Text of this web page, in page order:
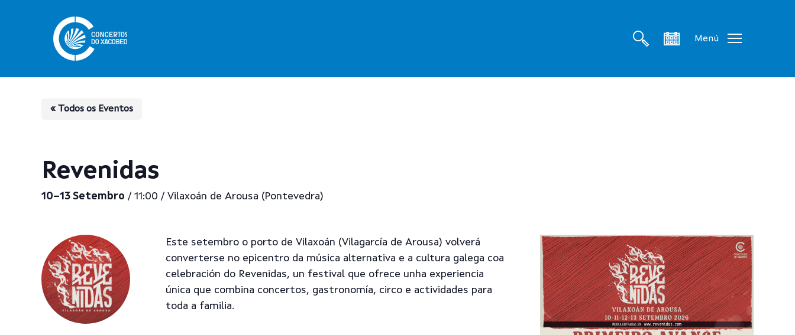
Pulsa enter para buscar
searchaccount
Menú
« Todos os Eventos
Revenidas
10–13 Setembro / 11:00 / Vilaxoán de Arousa (Pontevedra)
Este setembro o porto de Vilaxoán (Vilagarcía de Arousa) volverá
converterse no epicentro da música alternativa e a cultura galega coa
celebración do Revenidas, un festival que ofrece unha experiencia
única que combina concertos, gastronomía, circo e actividades para
toda a familia.